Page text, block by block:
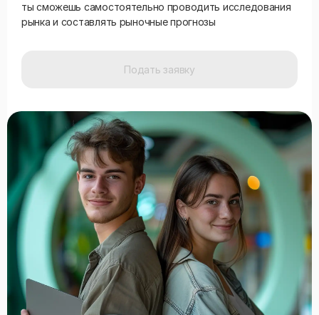
ты сможешь самостоятельно проводить исследования
рынка и составлять рыночные прогнозы
Подать заявку